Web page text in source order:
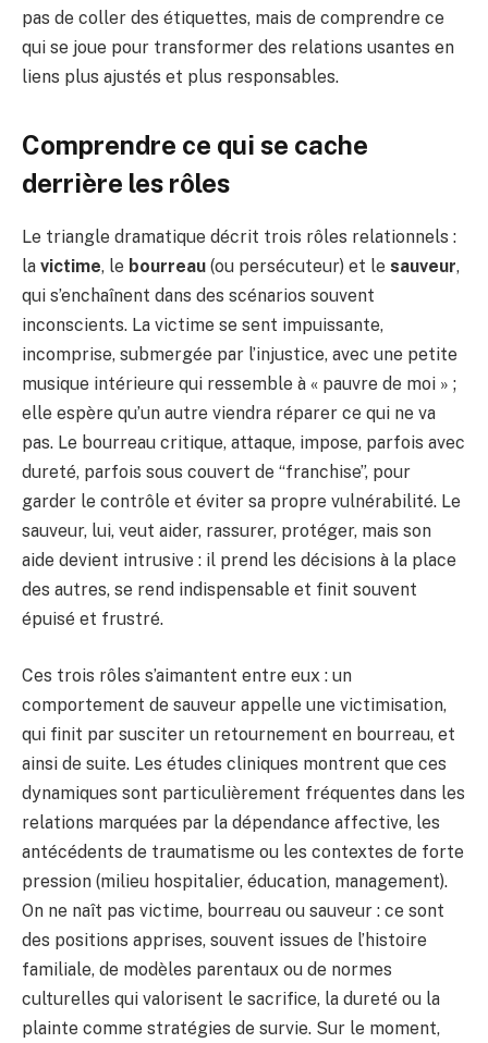
pas de coller des étiquettes, mais de comprendre ce
qui se joue pour transformer des relations usantes en
liens plus ajustés et plus responsables.
Comprendre ce qui se cache
derrière les rôles
Le triangle dramatique décrit trois rôles relationnels :
la victime, le bourreau (ou persécuteur) et le sauveur,
qui s’enchaînent dans des scénarios souvent
inconscients. La victime se sent impuissante,
incomprise, submergée par l’injustice, avec une petite
musique intérieure qui ressemble à « pauvre de moi » ;
elle espère qu’un autre viendra réparer ce qui ne va
pas. Le bourreau critique, attaque, impose, parfois avec
dureté, parfois sous couvert de “franchise”, pour
garder le contrôle et éviter sa propre vulnérabilité. Le
sauveur, lui, veut aider, rassurer, protéger, mais son
aide devient intrusive : il prend les décisions à la place
des autres, se rend indispensable et finit souvent
épuisé et frustré.
Ces trois rôles s’aimantent entre eux : un
comportement de sauveur appelle une victimisation,
qui finit par susciter un retournement en bourreau, et
ainsi de suite. Les études cliniques montrent que ces
dynamiques sont particulièrement fréquentes dans les
relations marquées par la dépendance affective, les
antécédents de traumatisme ou les contextes de forte
pression (milieu hospitalier, éducation, management).
On ne naît pas victime, bourreau ou sauveur : ce sont
des positions apprises, souvent issues de l’histoire
familiale, de modèles parentaux ou de normes
culturelles qui valorisent le sacrifice, la dureté ou la
plainte comme stratégies de survie. Sur le moment,